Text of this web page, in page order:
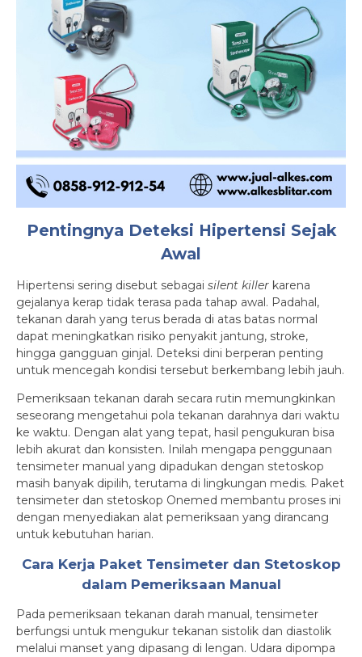
Pentingnya Deteksi Hipertensi Sejak
Awal
Hipertensi sering disebut sebagai silent killer karena
gejalanya kerap tidak terasa pada tahap awal. Padahal,
tekanan darah yang terus berada di atas batas normal
dapat meningkatkan risiko penyakit jantung, stroke,
hingga gangguan ginjal. Deteksi dini berperan penting
untuk mencegah kondisi tersebut berkembang lebih jauh.
Pemeriksaan tekanan darah secara rutin memungkinkan
seseorang mengetahui pola tekanan darahnya dari waktu
ke waktu. Dengan alat yang tepat, hasil pengukuran bisa
lebih akurat dan konsisten. Inilah mengapa penggunaan
tensimeter manual yang dipadukan dengan stetoskop
masih banyak dipilih, terutama di lingkungan medis. Paket
tensimeter dan stetoskop Onemed membantu proses ini
dengan menyediakan alat pemeriksaan yang dirancang
untuk kebutuhan harian.
Cara Kerja Paket Tensimeter dan Stetoskop
dalam Pemeriksaan Manual
Pada pemeriksaan tekanan darah manual, tensimeter
berfungsi untuk mengukur tekanan sistolik dan diastolik
melalui manset yang dipasang di lengan. Udara dipompa